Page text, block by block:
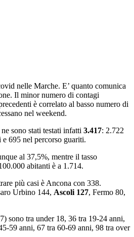
nelle Marche. E’ quanto comunica
Il minor numero di contagi
è correlato al basso numero di
nel weekend.
sono stati testati infatti 3.417: 2.722
695 nel percorso guariti.
al 37,5%, mentre il tasso
abitanti è a 1.714.
più casi è Ancona con 338.
Urbino 144, Ascoli 127, Fermo 80,
sono tra under 18, 36 tra 19-24 anni,
59 anni, 67 tra 60-69 anni, 98 tra over